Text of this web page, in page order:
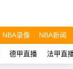
NBA录像 NBA新闻
德甲直播 法甲直